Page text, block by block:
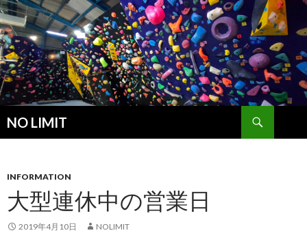
NO LIMIT
索
ン
へ
キ
INFORMATION
大型連休中の営業日
2019年4月10日 NOLIMIT